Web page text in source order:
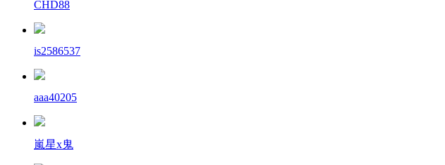
CHD88
is2586537
aaa40205
嵐星x鬼